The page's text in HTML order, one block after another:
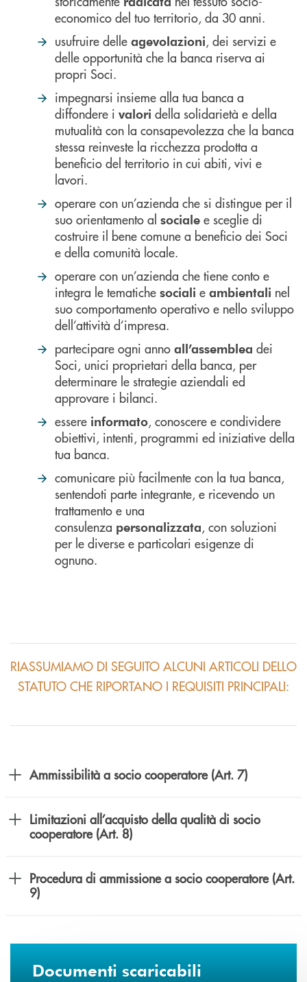
economico del tuo territorio, da 30 anni.
usufruire delle agevolazioni, dei servizi e
delle opportunità che la banca riserva ai
propri Soci.
impegnarsi insieme alla tua banca a
diffondere i valori della solidarietà e della
mutualità con la consapevolezza che la banca
stessa reinveste la ricchezza prodotta a
beneficio del territorio in cui abiti, vivi e
lavori.
operare con un’azienda che si distingue per il
suo orientamento al sociale e sceglie di
costruire il bene comune a beneficio dei Soci
e della comunità locale.
operare con un’azienda che tiene conto e
integra le tematiche sociali e ambientali nel
suo comportamento operativo e nello sviluppo
dell’attività d’impresa.
partecipare ogni anno all’assemblea dei
Soci, unici proprietari della banca, per
determinare le strategie aziendali ed
approvare i bilanci.
essere informato, conoscere e condividere
obiettivi, intenti, programmi ed iniziative della
tua banca.
comunicare più facilmente con la tua banca,
sentendoti parte integrante, e ricevendo un
trattamento e una
consulenza personalizzata, con soluzioni
per le diverse e particolari esigenze di
ognuno.
RIASSUMIAMO DI SEGUITO ALCUNI ARTICOLI DELLO
STATUTO CHE RIPORTANO I REQUISITI PRINCIPALI:
Ammissibilità a socio cooperatore (Art. 7)
Limitazioni all’acquisto della qualità di socio
cooperatore (Art. 8)
Procedura di ammissione a socio cooperatore (Art.
9)
Documenti scaricabili